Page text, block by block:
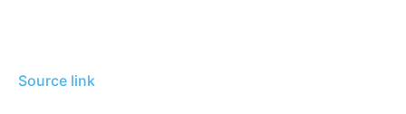
Source link